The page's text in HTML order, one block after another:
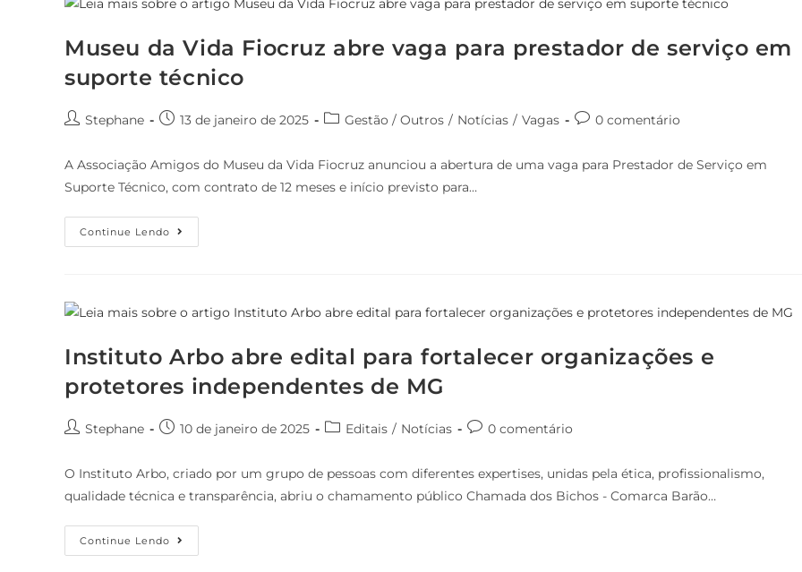
Museu da Vida Fiocruz abre vaga para prestador de serviço em
suporte técnico
Stephane 13 de janeiro de 2025 Gestão / Outros / Notícias / Vagas 0 comentário
A Associação Amigos do Museu da Vida Fiocruz anunciou a abertura de uma vaga para Prestador de Serviço em
Suporte Técnico, com contrato de 12 meses e início previsto para…
Continue Lendo
Instituto Arbo abre edital para fortalecer organizações e
protetores independentes de MG
Stephane 10 de janeiro de 2025 Editais / Notícias 0 comentário
O Instituto Arbo, criado por um grupo de pessoas com diferentes expertises, unidas pela ética, profissionalismo,
qualidade técnica e transparência, abriu o chamamento público Chamada dos Bichos - Comarca Barão…
Continue Lendo